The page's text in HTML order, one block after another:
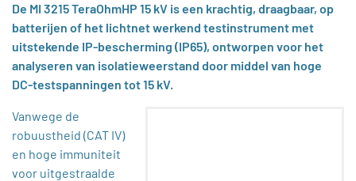
De MI 3215 TeraOhmHP 15 kV is een krachtig, draagbaar, op
batterijen of het lichtnet werkend testinstrument met
uitstekende IP-bescherming (IP65), ontworpen voor het
analyseren van isolatieweerstand door middel van hoge
DC-testspanningen tot 15 kV.
Vanwege de
robuustheid (CAT IV)
en hoge immuniteit
voor uitgestraalde